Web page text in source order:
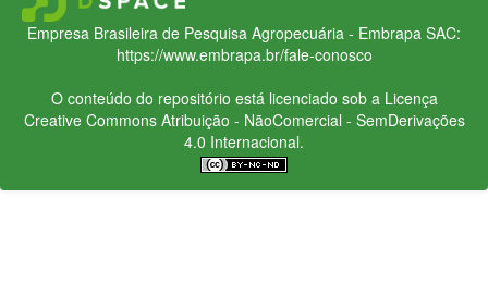
Empresa Brasileira de Pesquisa Agropecuária - Embrapa SAC:
https://www.embrapa.br/fale-conosco
O conteúdo do repositório está licenciado sob a Licença
Creative CommonsAtribuição - NãoComercial - SemDerivações
4.0 Internacional.